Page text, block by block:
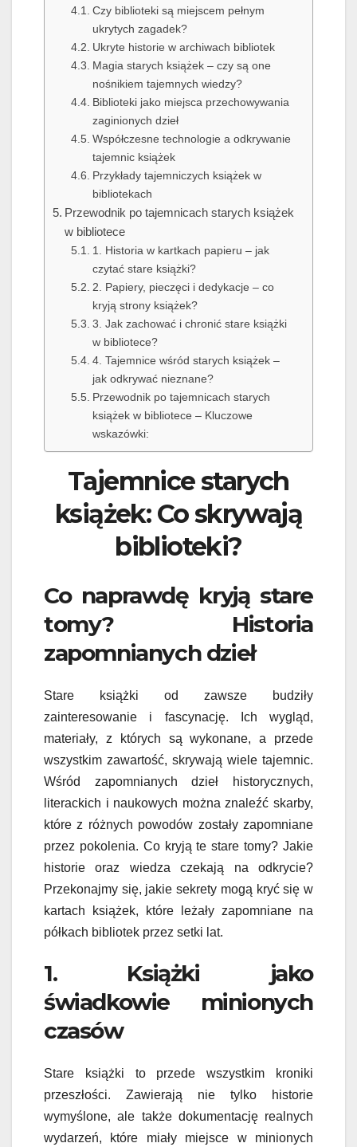
Czy biblioteki są miejscem pełnym
ukrytych zagadek?
Ukryte historie w archiwach bibliotek
Magia starych książek – czy są one
nośnikiem tajemnych wiedzy?
Biblioteki jako miejsca przechowywania
zaginionych dzieł
Współczesne technologie a odkrywanie
tajemnic książek
Przykłady tajemniczych książek w
bibliotekach
Przewodnik po tajemnicach starych książek
w bibliotece
1. Historia w kartkach papieru – jak
czytać stare książki?
2. Papiery, pieczęci i dedykacje – co
kryją strony książek?
3. Jak zachować i chronić stare książki
w bibliotece?
4. Tajemnice wśród starych książek –
jak odkrywać nieznane?
Przewodnik po tajemnicach starych
książek w bibliotece – Kluczowe
wskazówki:
Tajemnice starych
książek: Co skrywają
biblioteki?
Co naprawdę kryją stare
tomy? Historia
zapomnianych dzieł
Stare książki od zawsze budziły
zainteresowanie i fascynację. Ich wygląd,
materiały, z których są wykonane, a przede
wszystkim zawartość, skrywają wiele tajemnic.
Wśród zapomnianych dzieł historycznych,
literackich i naukowych można znaleźć skarby,
które z różnych powodów zostały zapomniane
przez pokolenia. Co kryją te stare tomy? Jakie
historie oraz wiedza czekają na odkrycie?
Przekonajmy się, jakie sekrety mogą kryć się w
kartach książek, które leżały zapomniane na
półkach bibliotek przez setki lat.
1. Książki jako
świadkowie minionych
czasów
Stare książki to przede wszystkim kroniki
przeszłości. Zawierają nie tylko historie
wymyślone, ale także dokumentację realnych
wydarzeń, które miały miejsce w minionych